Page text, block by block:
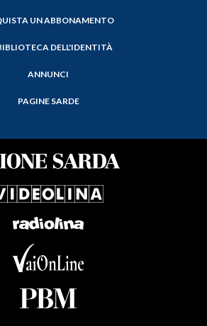
UN ABBONAMENTO
DELL'IDENTITÀ
ANNUNCI
PAGINE SARDE